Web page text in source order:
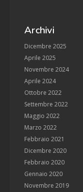
Archivi
Dicembre 2025
Aprile 2025
Novembre 2024
Aprile 2024
Ottobre 2022
Settembre 2022
Maggio 2022
Marzo 2022
Febbraio 2021
Dicembre 2020
Febbraio 2020
Gennaio 2020
Novembre 2019